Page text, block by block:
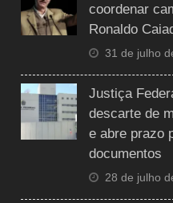
coordenar
Ronaldo
31 de julho
Justiça
descarte de
e abre prazo
documentos
28 de julho